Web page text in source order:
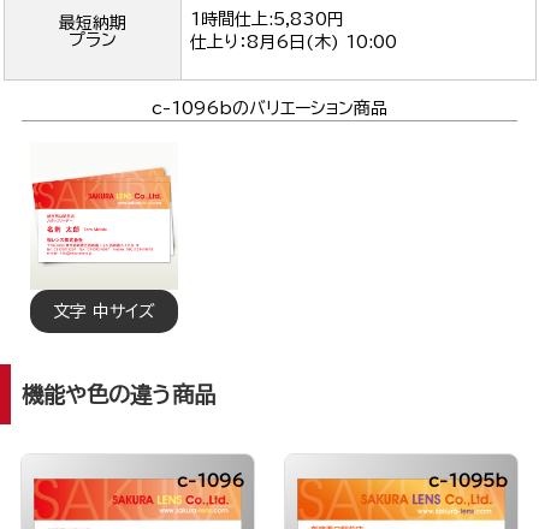
最短納期
プラン
1時間仕上:5,830円
仕上り：8月6日(木) 10:00
c-1096bのバリエーション商品
文字 中サイズ
機能や色の違う商品
c-1096 c-1095b